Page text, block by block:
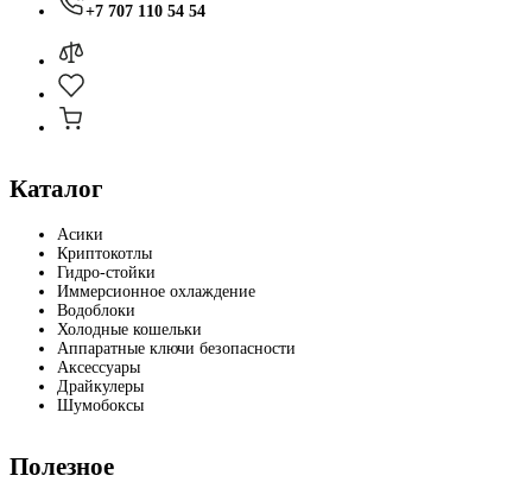
+7 707 110 54 54
Каталог
Асики
Криптокотлы
Гидро-стойки
Иммерсионное охлаждение
Водоблоки
Холодные кошельки
Аппаратные ключи безопасности
Аксессуары
Драйкулеры
Шумобоксы
Полезное